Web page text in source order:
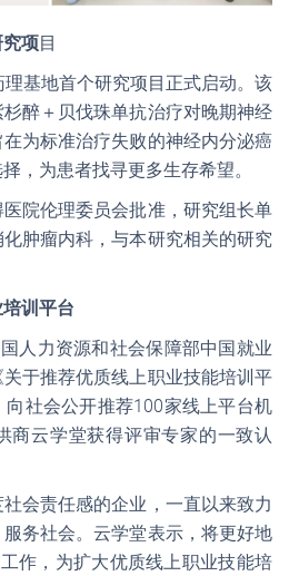
项目
基地首个研究项目正式启动。该
醉＋贝伐珠单抗治疗对晚期神经
为标准治疗失败的神经内分泌癌
，为患者找寻更多生存希望。
院伦理委员会批准，研究组长单
肿瘤内科，与本研究相关的研究
训平台
人力资源和社会保障部中国就业
于推荐优质线上职业技能培训平
社会公开推荐100家线上平台机
商云学堂获得评审专家的一致认
会责任感的企业，一直以来致力
务社会。云学堂表示，将更好地
作，为扩大优质线上职业技能培